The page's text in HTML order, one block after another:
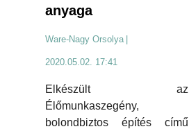
anyaga
Ware-Nagy Orsolya |
2020.05.02. 17:41
Elkészült az
Élőmunkaszegény,
bolondbiztos építés című